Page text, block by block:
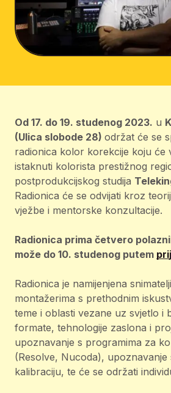
Od 17. do 19. studenog 2023. u
(Ulica slobode 28) održat će se
radionica kolor korekcije koju će
istaknuti kolorista prestižnog
postprodukcijskog studija
Radionica će se odvijati kroz
vježbe i mentorske konzultacije.
Radionica prima četvero
može do 10. studenog putem
Radionica je namijenjena
montažerima s prethodnim
teme i oblasti vezane uz svjetlo i
formate, tehnologije zaslona i
upoznavanje s programima za
(Resolve, Nucoda),
kalibraciju, te će se održati